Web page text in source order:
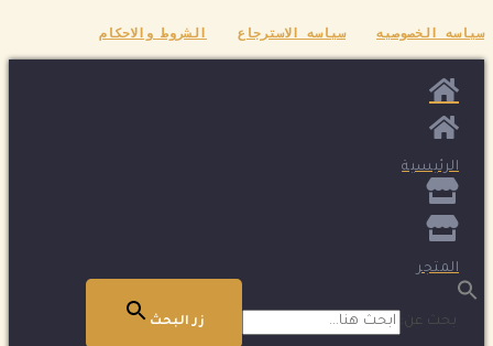
سياسه الخصوصيه سياسه الاسترجاع الشروط والاحكام
الرئيسية
المتجر
بحث عن: زر البحث